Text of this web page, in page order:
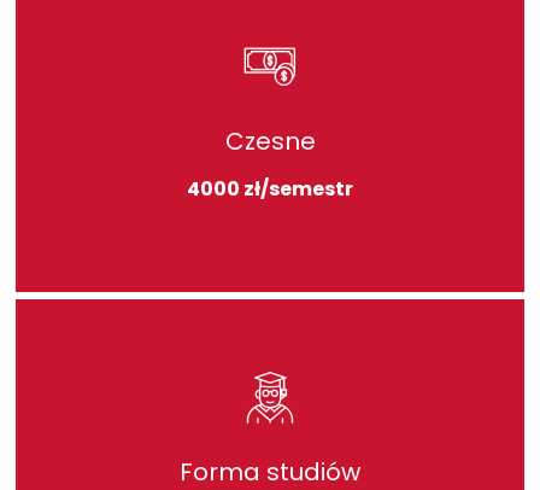
Czesne
4000 zł/semestr
Forma studiów